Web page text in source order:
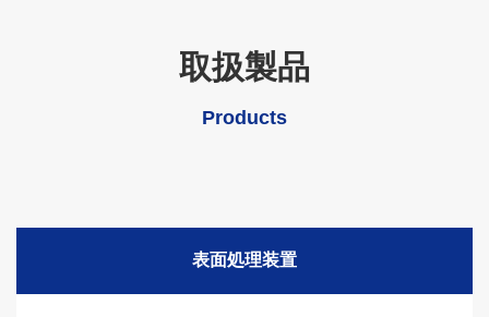
取扱製品
Products
表面処理装置